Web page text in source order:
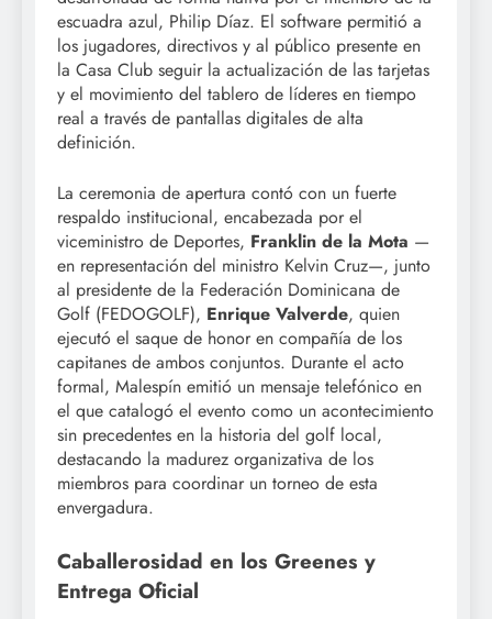
escuadra azul, Philip Díaz. El software permitió a
los jugadores, directivos y al público presente en
la Casa Club seguir la actualización de las tarjetas
y el movimiento del tablero de líderes en tiempo
real a través de pantallas digitales de alta
definición.
La ceremonia de apertura contó con un fuerte
respaldo institucional, encabezada por el
viceministro de Deportes, Franklin de la Mota —
en representación del ministro Kelvin Cruz—, junto
al presidente de la Federación Dominicana de
Golf (FEDOGOLF), Enrique Valverde, quien
ejecutó el saque de honor en compañía de los
capitanes de ambos conjuntos. Durante el acto
formal, Malespín emitió un mensaje telefónico en
el que catalogó el evento como un acontecimiento
sin precedentes en la historia del golf local,
destacando la madurez organizativa de los
miembros para coordinar un torneo de esta
envergadura.
Caballerosidad en los Greenes y
Entrega Oficial